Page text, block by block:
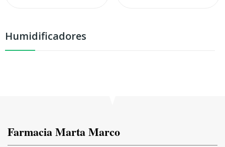
Humidificadores
Farmacia Marta Marco